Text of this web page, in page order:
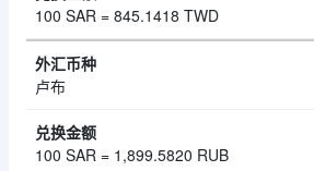
100 SAR = 845.1418 TWD
卢布
100 SAR = 1,899.5820 RUB